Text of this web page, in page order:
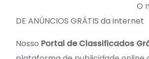
O
DE ANÚNCIOS GRÁTIS da internet
Nosso Portal de Classificados